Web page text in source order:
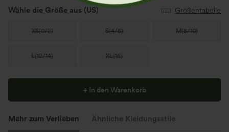
Wähle die Größe aus (US) Größentabelle
XS(0/2) S(4/6) M(8/10)
L(12/14) XL(16)
+ In den Warenkorb
Mehr zum Verlieben Ähnliche Kleidungsstile